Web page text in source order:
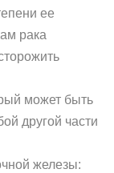
ее
рака
может быть
другой части
железы: